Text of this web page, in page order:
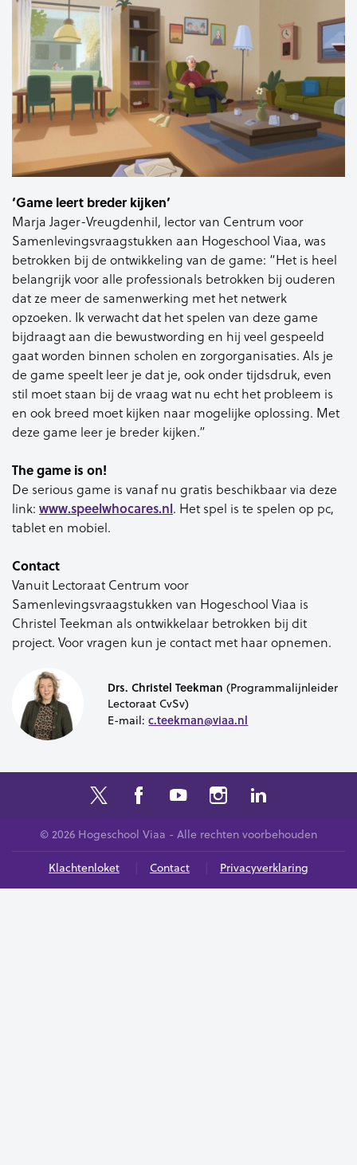
‘Game leert breder kijken’
Marja Jager-Vreugdenhil, lector van Centrum voor
Samenlevingsvraagstukken aan Hogeschool Viaa, was
betrokken bij de ontwikkeling van de game: “Het is heel
belangrijk voor alle professionals betrokken bij ouderen
dat ze meer de samenwerking met het netwerk
opzoeken. Ik verwacht dat het spelen van deze game
bijdraagt aan die bewustwording en hij veel gespeeld
gaat worden binnen scholen en zorgorganisaties. Als je
de game speelt leer je dat je, ook onder tijdsdruk, even
stil moet staan bij de vraag wat nu echt het probleem is
en ook breed moet kijken naar mogelijke oplossing. Met
deze game leer je breder kijken.”
The game is on!
De serious game is vanaf nu gratis beschikbaar via deze
link: www.speelwhocares.nl. Het spel is te spelen op pc,
tablet en mobiel.
Contact
Vanuit Lectoraat Centrum voor
Samenlevingsvraagstukken van Hogeschool Viaa is
Christel Teekman als ontwikkelaar betrokken bij dit
project. Voor vragen kun je contact met haar opnemen.
Drs. Christel Teekman(Programmalijnleider
Lectoraat CvSv)
E-mail:c.teekman@viaa.nl
© 2026 Hogeschool Viaa - Alle rechten voorbehouden
Klachtenloket Contact Privacyverklaring